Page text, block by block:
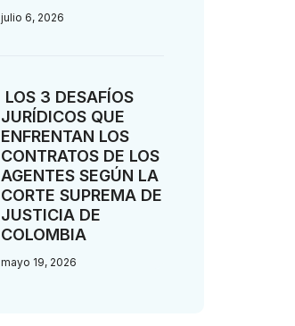
julio 6, 2026
LOS 3 DESAFÍOS
JURÍDICOS QUE
ENFRENTAN LOS
CONTRATOS DE LOS
AGENTES SEGÚN LA
CORTE SUPREMA DE
JUSTICIA DE
COLOMBIA
mayo 19, 2026